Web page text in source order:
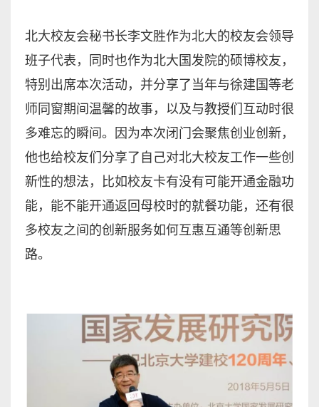
北大校友会秘书长李文胜作为北大的校友会领导
班子代表，同时也作为北大国发院的硕博校友，
特别出席本次活动，并分享了当年与徐建国等老
师同窗期间温馨的故事，以及与教授们互动时很
多难忘的瞬间。因为本次闭门会聚焦创业创新，
他也给校友们分享了自己对北大校友工作一些创
新性的想法，比如校友卡有没有可能开通金融功
能，能不能开通返回母校时的就餐功能，还有很
多校友之间的创新服务如何互惠互通等创新思
路。